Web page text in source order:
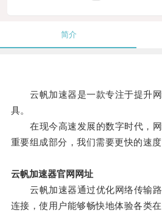
简介
云帆加速器是一款专注于提升网
具。
在现今高速发展的数字时代，网
重要组成部分，我们需要更快的速度
云帆加速器官网网址
云帆加速器通过优化网络传输路
连接，使用户能够畅快地体验各类在